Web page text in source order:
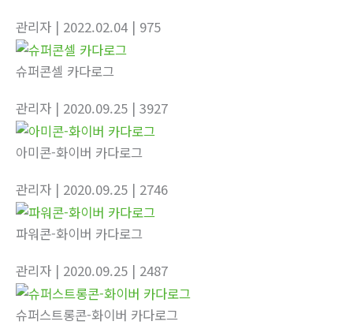
관리자 | 2022.02.04 | 975
슈퍼콘셀 카다로그
관리자 | 2020.09.25 | 3927
아미콘-화이버 카다로그
관리자 | 2020.09.25 | 2746
파워콘-화이버 카다로그
관리자 | 2020.09.25 | 2487
슈퍼스트롱콘-화이버 카다로그